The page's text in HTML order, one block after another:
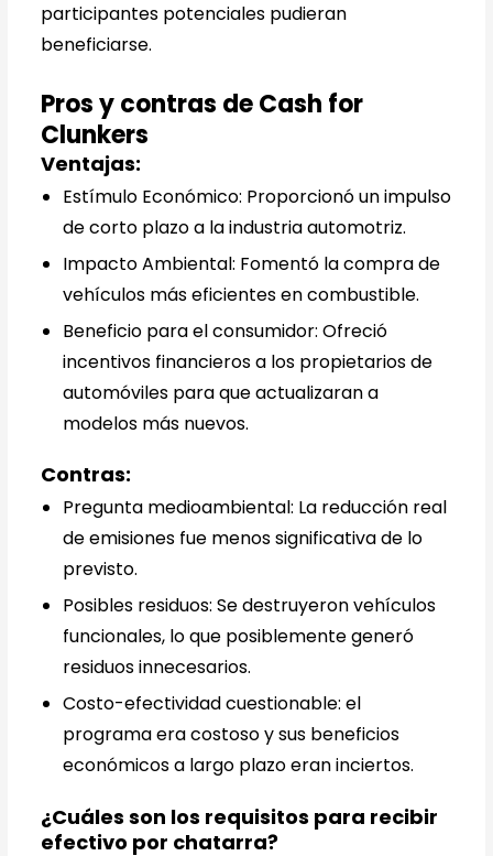
participantes potenciales pudieran
beneficiarse.
Pros y contras de Cash for
Clunkers
Ventajas:
Estímulo Económico: Proporcionó un impulso
de corto plazo a la industria automotriz.
Impacto Ambiental: Fomentó la compra de
vehículos más eficientes en combustible.
Beneficio para el consumidor: Ofreció
incentivos financieros a los propietarios de
automóviles para que actualizaran a
modelos más nuevos.
Contras:
Pregunta medioambiental: La reducción real
de emisiones fue menos significativa de lo
previsto.
Posibles residuos: Se destruyeron vehículos
funcionales, lo que posiblemente generó
residuos innecesarios.
Costo-efectividad cuestionable: el
programa era costoso y sus beneficios
económicos a largo plazo eran inciertos.
¿Cuáles son los requisitos para recibir
efectivo por chatarra?